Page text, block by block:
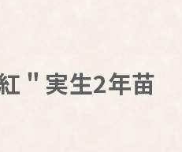
＂実生2年苗